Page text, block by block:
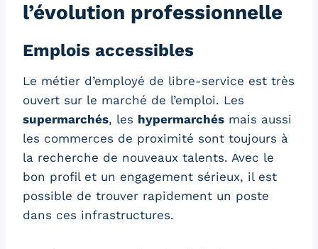
l’évolution professionnelle
Emplois accessibles
Le métier d’employé de libre-service est très
ouvert sur le marché de l’emploi. Les
supermarchés, les hypermarchés mais aussi
les commerces de proximité sont toujours à
la recherche de nouveaux talents. Avec le
bon profil et un engagement sérieux, il est
possible de trouver rapidement un poste
dans ces infrastructures.